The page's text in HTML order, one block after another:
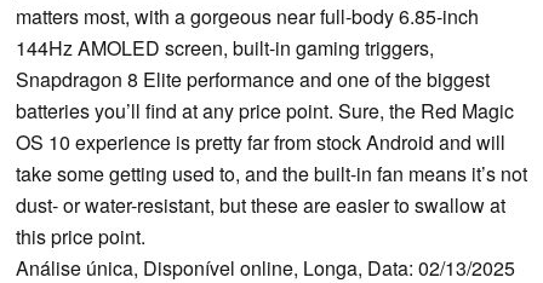
matters most, with a gorgeous near full-body 6.85-inch
144Hz AMOLED screen, built-in gaming triggers,
Snapdragon 8 Elite performance and one of the biggest
batteries you’ll find at any price point. Sure, the Red Magic
OS 10 experience is pretty far from stock Android and will
take some getting used to, and the built-in fan means it’s not
dust- or water-resistant, but these are easier to swallow at
this price point.
Análise única, Disponível online, Longa, Data: 02/13/2025